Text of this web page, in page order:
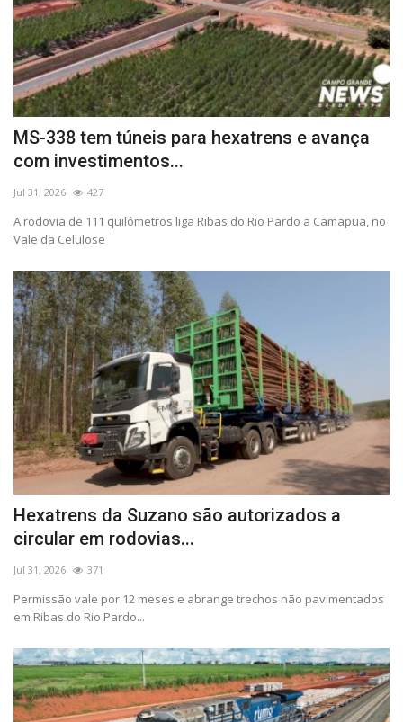
MS-338 tem túneis para hexatrens e avança
com investimentos...
Jul 31, 2026 427
A rodovia de 111 quilômetros liga Ribas do Rio Pardo a Camapuã, no
Vale da Celulose
Hexatrens da Suzano são autorizados a
circular em rodovias...
Jul 31, 2026 371
Permissão vale por 12 meses e abrange trechos não pavimentados
em Ribas do Rio Pardo...